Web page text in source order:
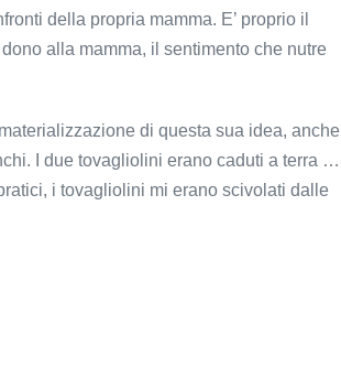
della propria mamma. E’ proprio il
alla mamma, il sentimento che nutre
di questa sua idea, anche
I due tovagliolini erano caduti a terra …
i tovagliolini mi erano scivolati dalle